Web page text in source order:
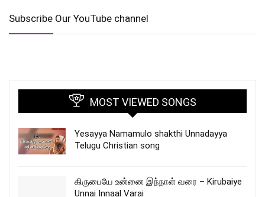
Subscribe Our YouTube channel
MOST VIEWED SONGS
Yesayya Namamulo shakthi Unnadayya
Telugu Christian song
கிருபையே உன்னை இந்நாள் வரை – Kirubaiye
Unnai Innaal Varai